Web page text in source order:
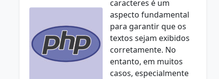
caracteres é um
aspecto fundamental
para garantir que os
textos sejam exibidos
corretamente. No
entanto, em muitos
casos, especialmente